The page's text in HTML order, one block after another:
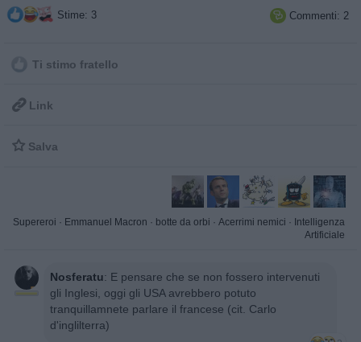
Stime: 3  Commenti: 2
Ti stimo fratello
 Link
 Salva
Supereroi · Emmanuel Macron · botte da orbi · Acerrimi nemici · Intelligenza
Artificiale
Nosferatu: E pensare che se non fossero intervenuti
gli Inglesi, oggi gli USA avrebbero potuto
tranquillamnete parlare il francese (cit. Carlo
d'inglilterra)